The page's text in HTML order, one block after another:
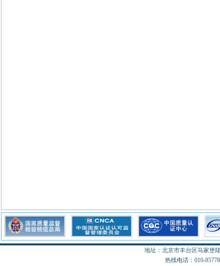
地址：北京市丰台区马家堡
热线电话：010-